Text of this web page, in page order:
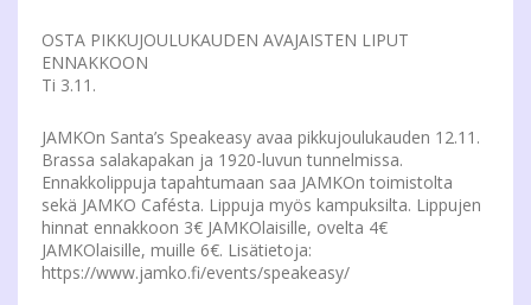
OSTA PIKKUJOULUKAUDEN AVAJAISTEN LIPUT
ENNAKKOON
Ti 3.11.
JAMKOn Santa’s Speakeasy avaa pikkujoulukauden 12.11.
Brassa salakapakan ja 1920-luvun tunnelmissa.
Ennakkolippuja tapahtumaan saa JAMKOn toimistolta
sekä JAMKO Cafésta. Lippuja myös kampuksilta. Lippujen
hinnat ennakkoon 3€ JAMKOlaisille, ovelta 4€
JAMKOlaisille, muille 6€. Lisätietoja:
https://www.jamko.fi/events/speakeasy/